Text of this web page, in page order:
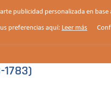
HORARIOS VIDA
publicidad personalizada en
preferencias aquí: Leer más